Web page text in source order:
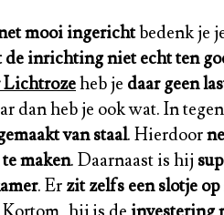
mooi ingerichtbedenk je
de inrichting niet echt ten
heb je daar geen
dan heb je ook wat. In
van staal. Hierdoor
maken. Daarnaast is hij
. Er zit zelfs een slotje op